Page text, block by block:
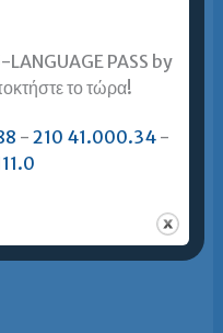
LANGUAGE PASS by
το τώρα!
- 210 41.000.34 -